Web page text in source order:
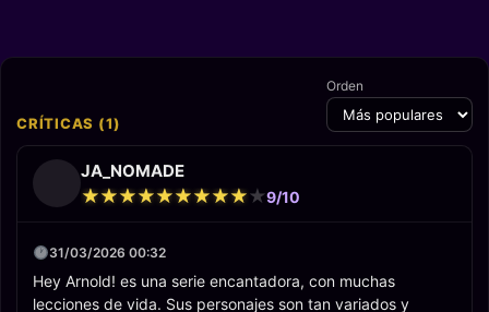
CRÍTICAS (1)
Orden
JA_NOMADE
★
★★
★★
★★
★★
★★
★★
★★
★★
★★
★9/10
31/03/2026 00:32
Hey Arnold! es una serie encantadora, con muchas
lecciones de vida. Sus personajes son tan variados y